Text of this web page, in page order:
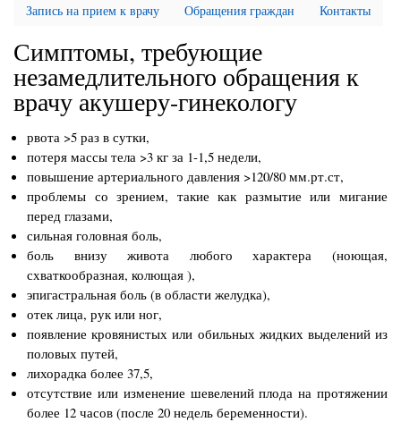
Запись на прием к врачу
Обращения граждан Контакты
Симптомы, требующие
незамедлительного обращения к
врачу акушеру-гинекологу
рвота >5 раз в сутки,
потеря массы тела >3 кг за 1-1,5 недели,
повышение артериального давления >120/80 мм.рт.ст,
проблемы со зрением, такие как размытие или мигание
перед глазами,
сильная головная боль,
боль внизу живота любого характера (ноющая,
схваткообразная, колющая ),
эпигастральная боль (в области желудка),
отек лица, рук или ног,
появление кровянистых или обильных жидких выделений из
половых путей,
лихорадка более 37,5,
отсутствие или изменение шевелений плода на протяжении
более 12 часов (после 20 недель беременности).